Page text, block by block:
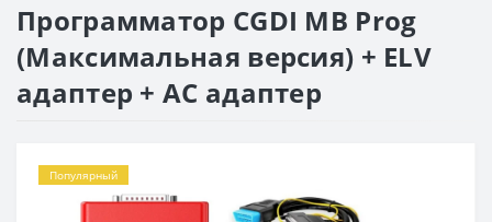
Программатор CGDI MB Prog
(Максимальная версия) + ELV
адаптер + AC адаптер
Популярный